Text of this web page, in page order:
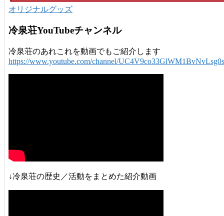
オリジナルグッズ
冷泉荘YouTubeチャンネル
冷泉荘のあれこれを動画でもご紹介します
https://www.youtube.com/channel/
↓冷泉荘の歴史／活動をまとめた紹介動画